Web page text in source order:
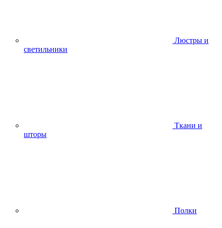
Люстры и
светильники
Ткани и
шторы
Полки